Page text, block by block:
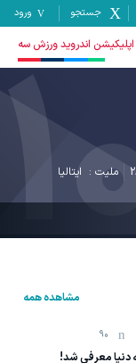
جستجو ورود
اپلیکیشن اندروید ورزش سه
ملیت : ایتالیا
مشاهده همه
90
دنیا معرفی شد!